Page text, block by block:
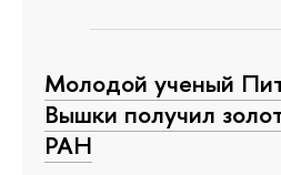
Молодой ученый
Вышки получил
РАН